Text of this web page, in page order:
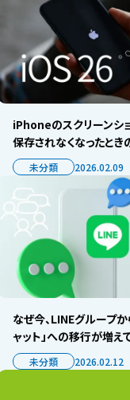
iPhoneのスクリーンシ
保存されなくなったとき
未分類 2026.02.09
なぜ今、LINEグループか
ャット」への移行が増え
未分類 2026.02.12